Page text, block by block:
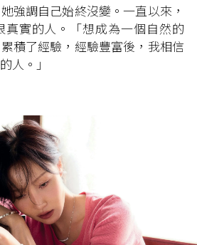
強調自己始終沒變。一直以來，
實的人。「想成為一個自然的
積了經驗，經驗豐富後，我相信
人。」